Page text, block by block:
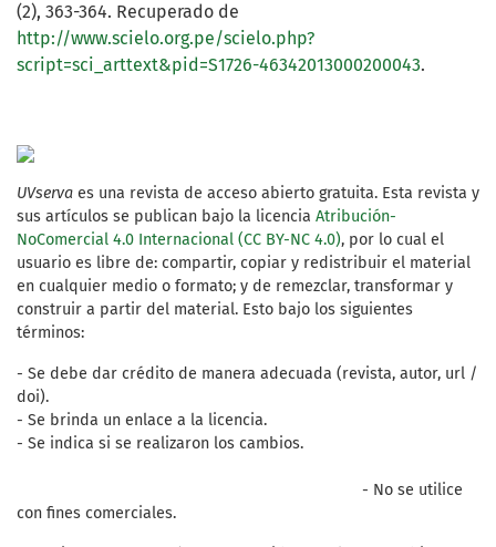
(2), 363-364. Recuperado de
http://www.scielo.org.pe/scielo.php?
script=sci_arttext&pid=S1726-46342013000200043.
UVserva es una revista de acceso abierto gratuita. Esta revista y
sus artículos se publican bajo la licencia Atribución-
NoComercial 4.0 Internacional (CC BY-NC 4.0), por lo cual el
usuario es libre de: compartir, copiar y redistribuir el material
en cualquier medio o formato; y de remezclar, transformar y
construir a partir del material. Esto bajo los siguientes
términos:
- Se debe dar crédito de manera adecuada (revista, autor, url /
doi).
- Se brinda un enlace a la licencia.
- Se indica si se realizaron los cambios.
- No se utilice
con fines comerciales.